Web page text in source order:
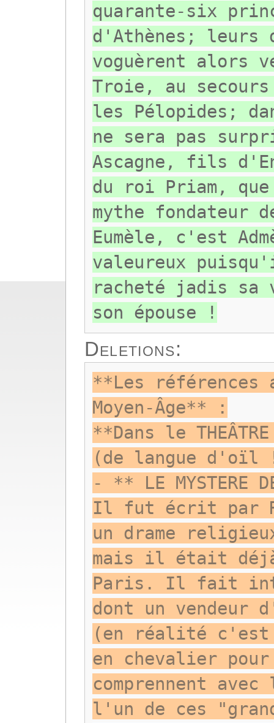
quarante-six
d'Athènes; leurs
voguèrent alors
Troie, au
les Pélopides;
ne sera pas
Ascagne, fils
du roi Priam,
mythe fondateur
Eumèle, c'est
valeureux
racheté jadis sa
son épouse !
Deletions:
**Les références
Moyen-Âge** :
**Dans le
(de langue d'oïl
- ** LE MYSTERE
Il fut écrit par
un drame
mais il était
Paris. Il fait
dont un vendeur
(en réalité c'est
en chevalier
comprennent
l'un de ces